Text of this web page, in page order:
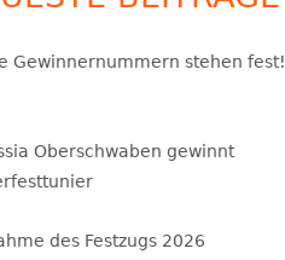
Gewinnernummern stehen fest!
Oberschwaben gewinnt
des Festzugs 2026